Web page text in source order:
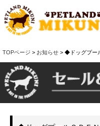
TOPページ > お知らせ > ◆ドッグプー